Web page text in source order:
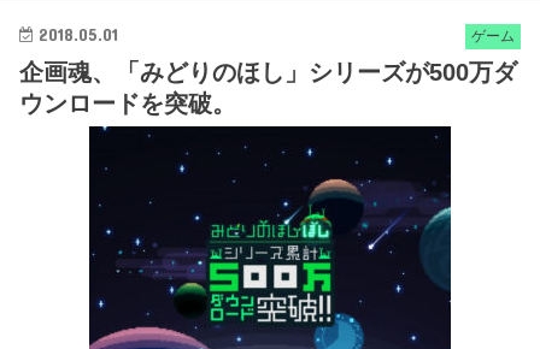
ゲーム
2018.05.01
企画魂、「みどりのほし」シリーズが500万ダ
ウンロードを突破。